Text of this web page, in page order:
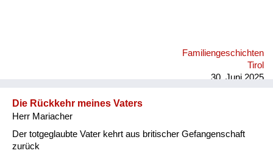
Wiederaufbau und
Wohnen
gegangen, wo vor dem einzigen höheren Haus, das dort
Familiengeschichten
Tirol
30. Juni 2025
Die Rückkehr meines Vaters
Herr Mariacher
Der totgeglaubte Vater kehrt aus britischer Gefangenschaft
zurück